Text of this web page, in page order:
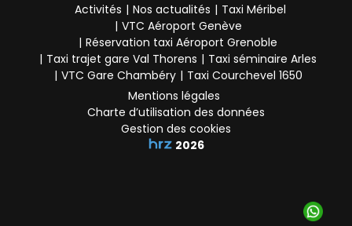
Activités Nos actualités
Taxi Méribel
VTC Aéroport Genève
Réservation taxi Aéroport Grenoble
Taxi trajet gare Val Thorens
Taxi séminaire Arles
VTC Gare Chambéry
Taxi Courchevel 1650
Mentions légales
Charte d’utilisation des données
Gestion des cookies
2026